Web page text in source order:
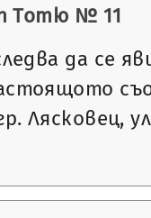
Тотю № 11
да се
Лясковец,